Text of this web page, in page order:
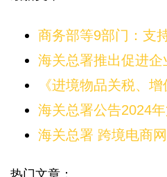
商务部等9部门：支
海关总署推出促进企
《进境物品关税、
海关总署公告2024
海关总署 跨境电商
热门文章：